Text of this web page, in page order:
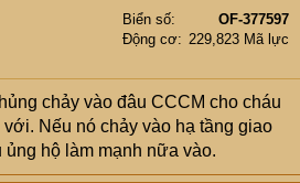
Biển số
OF-377597
Động cơ
229,823 Mã lực
chảy vào đâu CCCM cho cháu
Nếu nó chảy vào hạ tầng giao
ủng hộ làm mạnh nữa vào.